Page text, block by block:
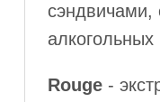
сэндвичами,
алкогольных
Rouge -